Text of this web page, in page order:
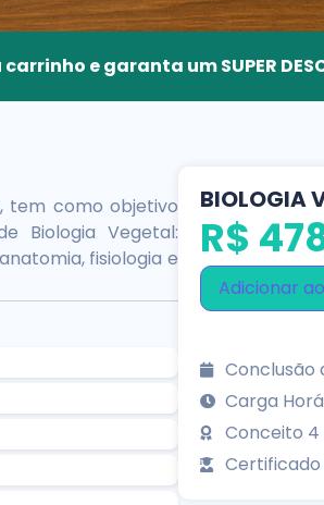
e garanta um SUPER
tem como objetivo
Biologia Vegetal:
fisiologia e
BIOLOGIA
R$
Adicionar
Conclusão
Carga
Conceito 4
Certificado